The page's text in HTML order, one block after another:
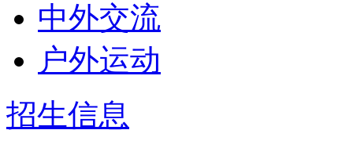
中外交流
户外运动
招生信息